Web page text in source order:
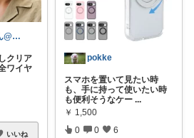
北のおっさん@ガジェット好き
クリア
ワイヤ
いいね
pokke
スマホを置いて見たい時
も、手に持って使いたい時
も便利そうなケー ...
￥ 1,500
0 0 6